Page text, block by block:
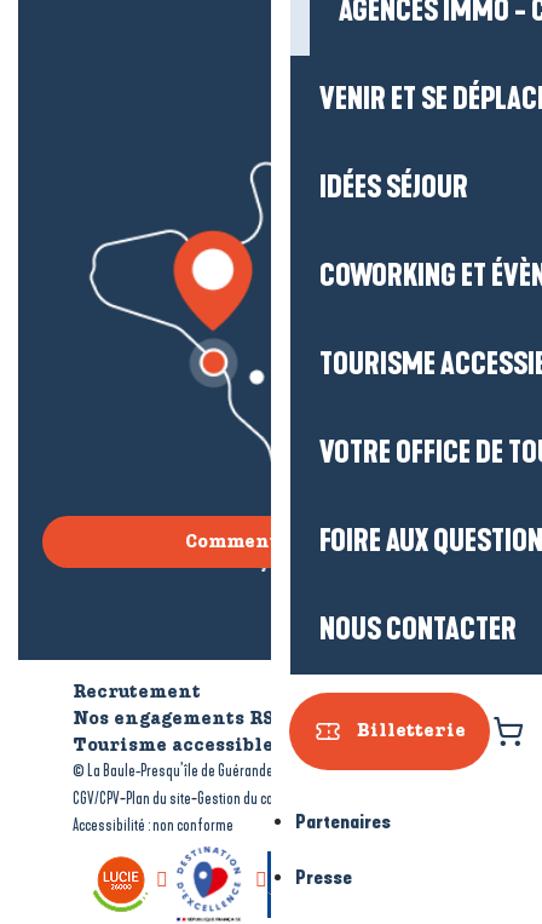
AGENCES IMMO -
VENIR ET SE
IDÉES SÉJOUR
COWORKING ET
TOURISME
VOTRE OFFICE DE
FOIRE AUX
NOUS CONTACTER
Billetterie
Partenaires
Presse
Comment venir ?
Recrutement
Qui sommes-nous ?
Nos engagements RSE
Tourisme accessible
© La Baule-Presqu’île de Guérande tourisme-Mentions légales-
CGV/CPV-Plan du site-Gestion du consentement
Accessibilité : non conforme